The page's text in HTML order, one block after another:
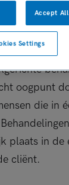
volgens de
vorm
oogpunt
die in
plaats in de
cliënt.
Accept
Settings